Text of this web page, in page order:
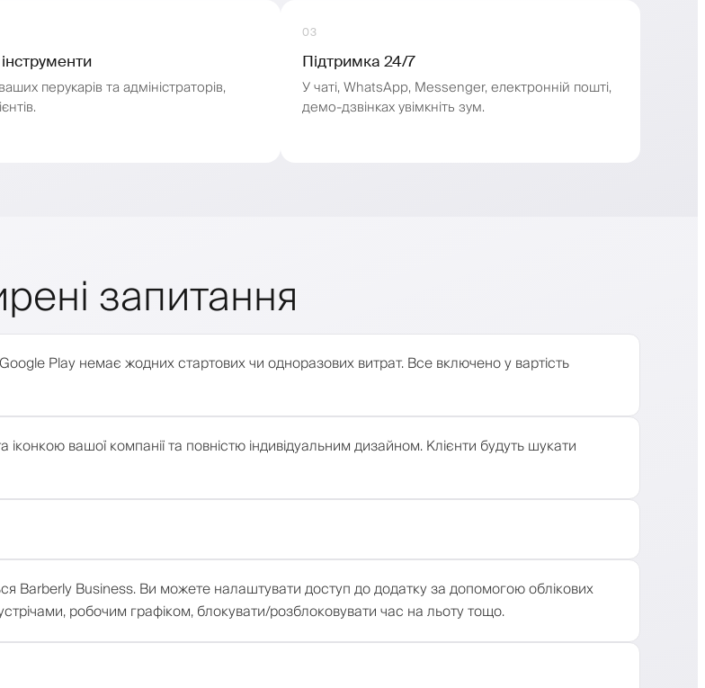
перукарів та адміністраторів,
03
Підтримка 24/7
У чаті, WhatsApp, Messenger, електронній пошті,
демо-дзвінках увімкніть зум.
запитання
Play немає жодних стартових чи одноразових витрат. Все включено у вартість
вашої компанії та повністю індивідуальним дизайном. Клієнти будуть шукати
Barberly Business. Ви можете налаштувати доступ до додатку за допомогою облікових
робочим графіком, блокувати/розблоковувати час на льоту тощо.